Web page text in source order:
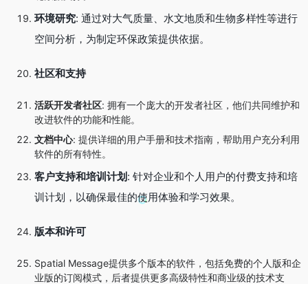
环境研究: 通过对大气质量、水文地质和生物多样性等进行
空间分析，为制定环保政策提供依据。
社区和支持
活跃开发者社区: 拥有一个庞大的开发者社区，他们共同维护和
改进软件的功能和性能。
文档中心: 提供详细的用户手册和技术指南，帮助用户充分利用
软件的所有特性。
客户支持和培训计划: 针对企业和个人用户的付费支持和培
训计划，以确保最佳的使用体验和学习效果。
版本和许可
Spatial Message提供多个版本的软件，包括免费的个人版和企
业版的订阅模式，后者提供更多高级特性和商业级的技术支